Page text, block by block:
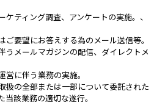
ティング調査、アンケートの実施。、
要望にお答えする為のメール送信等。
うメールマガジンの配信、ダイレクトメ
に伴う業務の実施。
扱の全部または一部について委託された
該業務の適切な遂行。